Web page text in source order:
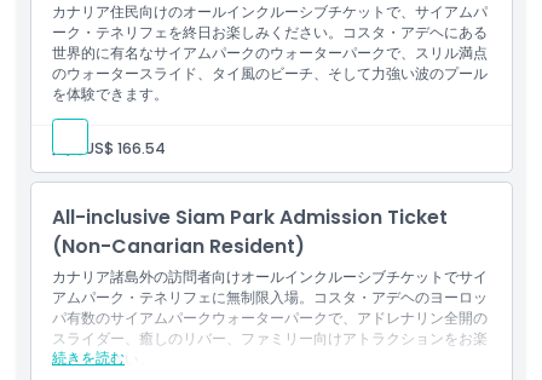
行き方
引換方法
カナリア住民向けのオールインクルーシブチケットで、サイアムパ
ーク・テネリフェを終日お楽しみください。コスタ・アデヘにある
世界的に有名なサイアムパークのウォーターパークで、スリル満点
のウォータースライド、タイ風のビーチ、そして力強い波のプール
を体験できます。
大人: US$ 166.54
All-inclusive Siam Park Admission Ticket
(Non-Canarian Resident)
カナリア諸島外の訪問者向けオールインクルーシブチケットでサイ
アムパーク・テネリフェに無制限入場。コスタ・アデヘのヨーロッ
パ有数のサイアムパークウォーターパークで、アドレナリン全開の
スライダー、癒しのリバー、ファミリー向けアトラクションをお楽
しみください。
続きを読む